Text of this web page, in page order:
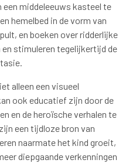
middeleeuws kasteel te
hemelbed in de vorm van
en boeken over ridderlijke
stimuleren tegelijkertijd de
alleen een visueel
ook educatief zijn door de
en de heroïsche verhalen te
een tijdloze bron van
naarmate het kind groeit,
diepgaande verkenningen